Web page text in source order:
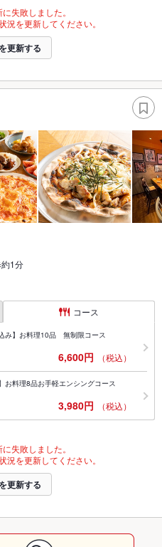
失敗しました。
を更新してください。
更新する
1分
コース
み】お料理10品 無制限コース
6,600円 （税込）
お料理8品お手軽エンシングコース
3,980円 （税込）
失敗しました。
を更新してください。
更新する